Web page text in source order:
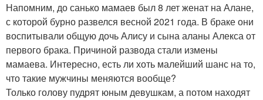
Напомним, до санько мамаев был 8 лет женат на Алане,
с которой бурно развелся весной 2021 года. В браке они
воспитывали общую дочь Алису и сына аланы Алекса от
первого брака. Причиной развода стали измены
мамаева. Интересно, есть ли хоть малейший шанс на то,
что такие мужчины меняются вообще?
Только голову пудрят юным девушкам, а потом находят